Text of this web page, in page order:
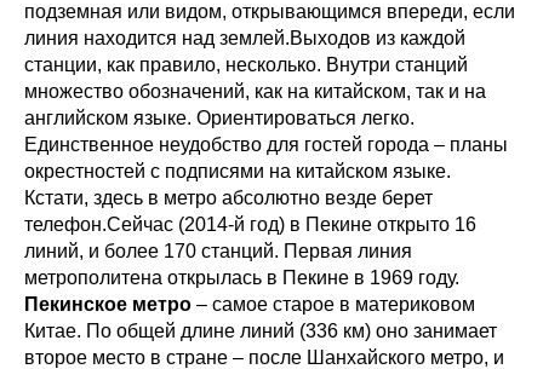
подземная или видом, открывающимся впереди, если
линия находится над землей.Выходов из каждой
станции, как правило, несколько. Внутри станций
множество обозначений, как на китайском, так и на
английском языке. Ориентироваться легко.
Единственное неудобство для гостей города – планы
окрестностей с подписями на китайском языке.
Кстати, здесь в метро абсолютно везде берет
телефон.Сейчас (2014-й год) в Пекине открыто 16
линий, и более 170 станций. Первая линия
метрополитена открылась в Пекине в 1969 году.
Пекинское метро – самое старое в материковом
Китае. По общей длине линий (336 км) оно занимает
второе место в стране – после Шанхайского метро, и